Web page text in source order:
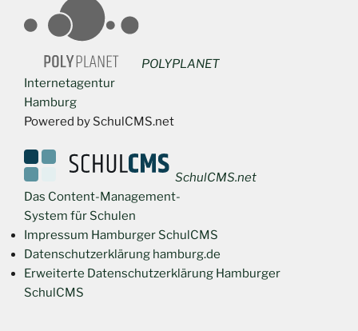
POLYPLANET
Internetagentur
Hamburg
Powered by SchulCMS.net
SchulCMS.net
Das Content-Management-
System für Schulen
Impressum Hamburger SchulCMS
Datenschutzerklärung hamburg.de
Erweiterte Datenschutzerklärung Hamburger
SchulCMS